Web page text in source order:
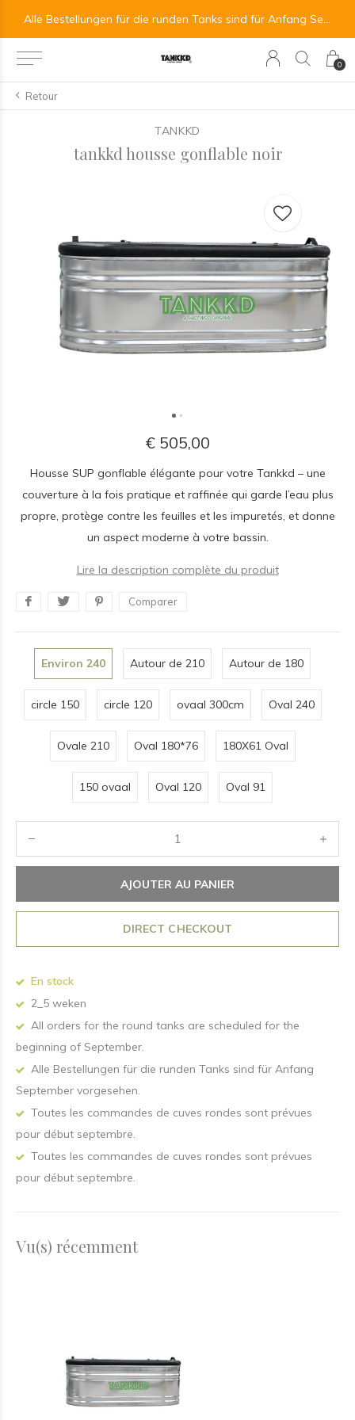
0
Alle Bestellungen für die runden Tanks sind für Anfang September vorgesehen.
Retour
TANKKD
tankkd housse gonflable noir
€ 505,00
Housse SUP gonflable élégante pour votre Tankkd – une
couverture à la fois pratique et raffinée qui garde l’eau plus
propre, protège contre les feuilles et les impuretés, et donne
un aspect moderne à votre bassin.
Lire la description complète du produit
Comparer
Environ 240 Autour de 210 Autour de 180
circle 150 circle 120 ovaal 300cm Oval 240
Ovale 210 Oval 180*76 180X61 Oval
150 ovaal Oval 120 Oval 91
AJOUTER AU PANIER
DIRECT CHECKOUT
En stock
2_5 weken
All orders for the round tanks are scheduled for the
beginning of September.
Alle Bestellungen für die runden Tanks sind für Anfang
September vorgesehen.
Toutes les commandes de cuves rondes sont prévues
pour début septembre.
Toutes les commandes de cuves rondes sont prévues
pour début septembre.
Vu(s) récemment